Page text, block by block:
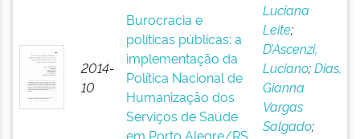
2014-
10
Burocracia e
políticas públicas: a
implementação da
Política Nacional de
Humanização dos
Serviços de Saúde
em Porto Alegre/RS
Luciana
Leite;
D’Ascenzi,
Luciano;Dias,
Gianna
Vargas
Salgado;